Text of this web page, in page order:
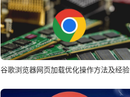
谷歌浏览器网页加载优化操作方法及经验